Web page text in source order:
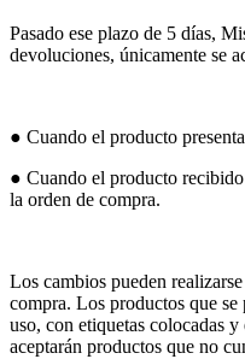
Pasado ese plazo de 5 días,
devoluciones, únicamente se
● Cuando el producto
● Cuando el producto
la orden de compra.
Los cambios pueden
compra. Los productos que se
uso, con etiquetas colocadas
aceptarán productos que no